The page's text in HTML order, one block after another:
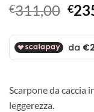
€311,00 Il
era:
€
Scarpone da caccia
leggerezza.